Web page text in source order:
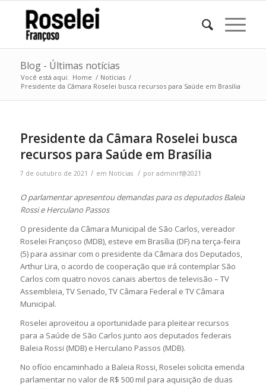
Blog - Últimas notícias
Você está aqui: Home / Notícias /
Presidente da Câmara Roselei busca recursos para Saúde em Brasília
Presidente da Câmara Roselei busca
recursos para Saúde em Brasília
7 de outubro de 2021 / em Notícias / por adminrf@2021
O parlamentar apresentou demandas para os deputados Baleia
Rossi e Herculano Passos
O presidente da Câmara Municipal de São Carlos, vereador
Roselei Françoso (MDB), esteve em Brasília (DF) na terça-feira
(5) para assinar com o presidente da Câmara dos Deputados,
Arthur Lira, o acordo de cooperação que irá contemplar São
Carlos com quatro novos canais abertos de televisão – TV
Assembleia, TV Senado, TV Câmara Federal e TV Câmara
Municipal.
Roselei aproveitou a oportunidade para pleitear recursos
para a Saúde de São Carlos junto aos deputados federais
Baleia Rossi (MDB) e Herculano Passos (MDB).
No ofício encaminhado a Baleia Rossi, Roselei solicita emenda
parlamentar no valor de R$ 500 mil para aquisição de duas